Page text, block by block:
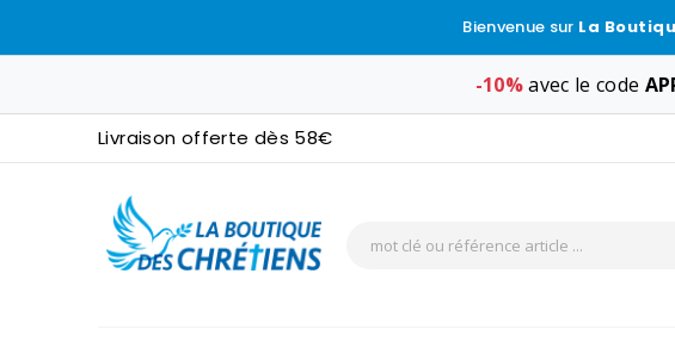
Bienvenue sur La
-10%avec le code
Livraison offerte dès 58€